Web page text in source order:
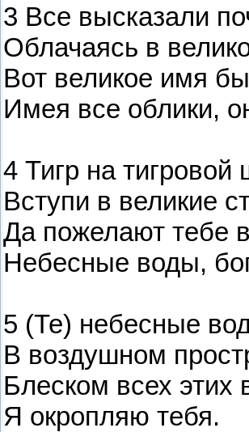
3 Все высказали
Облачаясь в
Вот великое имя
Имея все облики,
4 Тигр на тигровой
Вступи в великие
Да пожелают тебе
Небесные воды,
5 (Те) небесные
В воздушном
Блеском всех этих
Я окропляю тебя.